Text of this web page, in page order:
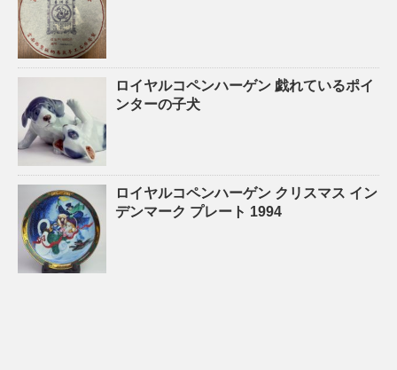
ロイヤルコペンハーゲン 戯れているポイ
ンターの子犬
ロイヤルコペンハーゲン クリスマス イン
デンマーク プレート 1994